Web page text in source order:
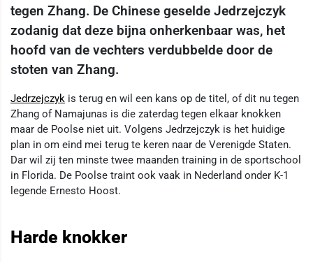
tegen Zhang. De Chinese geselde Jedrzejczyk
zodanig dat deze bijna onherkenbaar was, het
hoofd van de vechters verdubbelde door de
stoten van Zhang.
Jedrzejczyk is terug en wil een kans op de titel, of dit nu tegen
Zhang of Namajunas is die zaterdag tegen elkaar knokken
maar de Poolse niet uit. Volgens Jedrzejczyk is het huidige
plan in om eind mei terug te keren naar de Verenigde Staten.
Dar wil zij ten minste twee maanden training in de sportschool
in Florida. De Poolse traint ook vaak in Nederland onder K-1
legende Ernesto Hoost.
Harde knokker